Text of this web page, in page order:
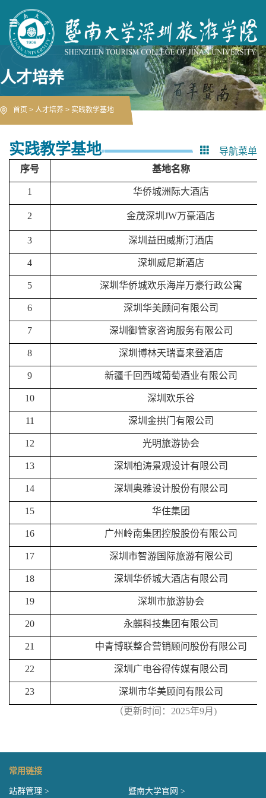
人才培养
首页 > 人才培养 > 实践教学基地
实践教学基地 导航菜单
序号 基地名称
1 华侨城洲际大酒店
2 金茂深圳 JW万豪酒店
3 深圳益田威斯汀酒店
4 深圳威尼斯酒店
5 深圳华侨城欢乐海岸万豪行政公寓
6 深圳华美顾问有限公司
7 深圳御管家咨询服务有限公司
8 深圳博林天瑞喜来登酒店
9 新疆千回西域葡萄酒业有限公司
10 深圳欢乐谷
11 深圳金拱门有限公司
12 光明旅游协会
13 深圳柏涛景观设计有限公司
14 深圳奥雅设计股份有限公司
15 华住集团
16 广州岭南集团控股股份有限公司
17 深圳市智游国际旅游有限公司
18 深圳华侨城大酒店有限公司
19 深圳市旅游协会
20 永麒科技集团有限公司
21 中青博联整合营销顾问股份有限公司
22 深圳广电谷得传媒有限公司
23
深圳市华美顾问有限公司
（更新时间：2025年9月)
常用链接
站群管理 > 暨南大学官网 >